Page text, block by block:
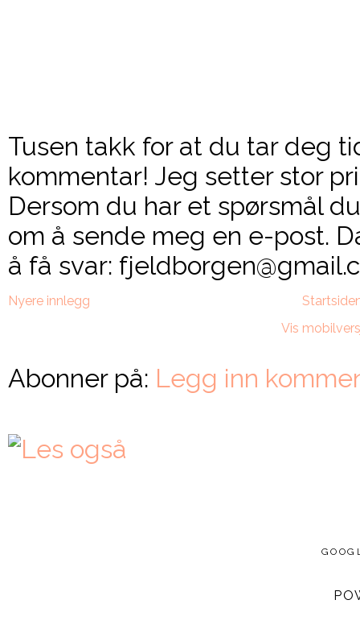
Tusen takk for at du tar deg
kommentar! Jeg setter stor
Dersom du har et spørsmål
om å sende meg en e-post.
å få svar:
Nyere innlegg
Vis
Abonner på: Legg inn